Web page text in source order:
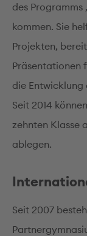
des Programms
kommen. Sie
Projekten,
Präsentationen
die Entwicklung
Seit 2014
zehnten Klasse
ablegen.
Seit 2007